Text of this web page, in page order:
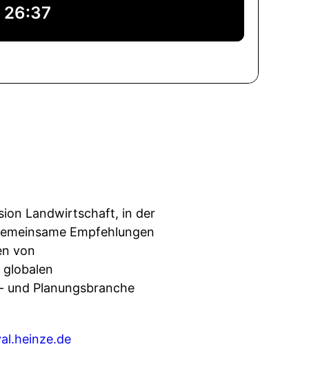
Landwirtschaft, in der
Empfehlungen
von
und Planungsbranche